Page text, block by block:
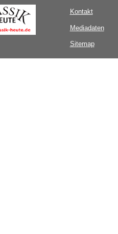
Kontakt
Mediadaten
Sitemap